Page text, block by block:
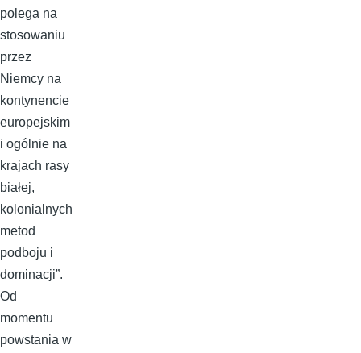
polega na
stosowaniu
przez
Niemcy na
kontynencie
europejskim
i ogólnie na
krajach rasy
białej,
kolonialnych
metod
podboju i
dominacji”.
Od
momentu
powstania w